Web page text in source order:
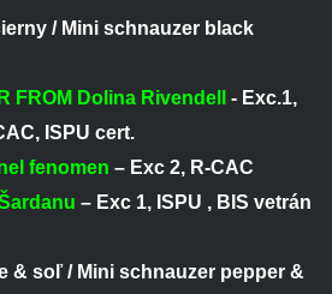
/ Mini schnauzer black
FROM Dolina Rivendell
- Exc.1,
ISPU cert.
fenomen – Exc 2, R-CAC
– Exc 1, ISPU , BIS vetrán
& soľ / Mini schnauzer pepper &